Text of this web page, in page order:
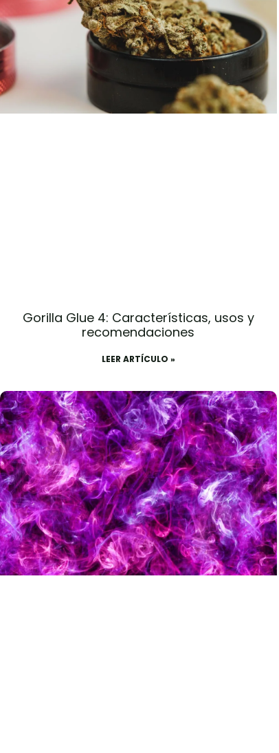
Gorilla Glue 4: Características, usos y
recomendaciones
LEER ARTÍCULO »